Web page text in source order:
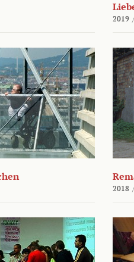
2019
2018